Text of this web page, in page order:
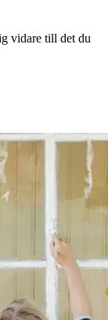
vidare till det du